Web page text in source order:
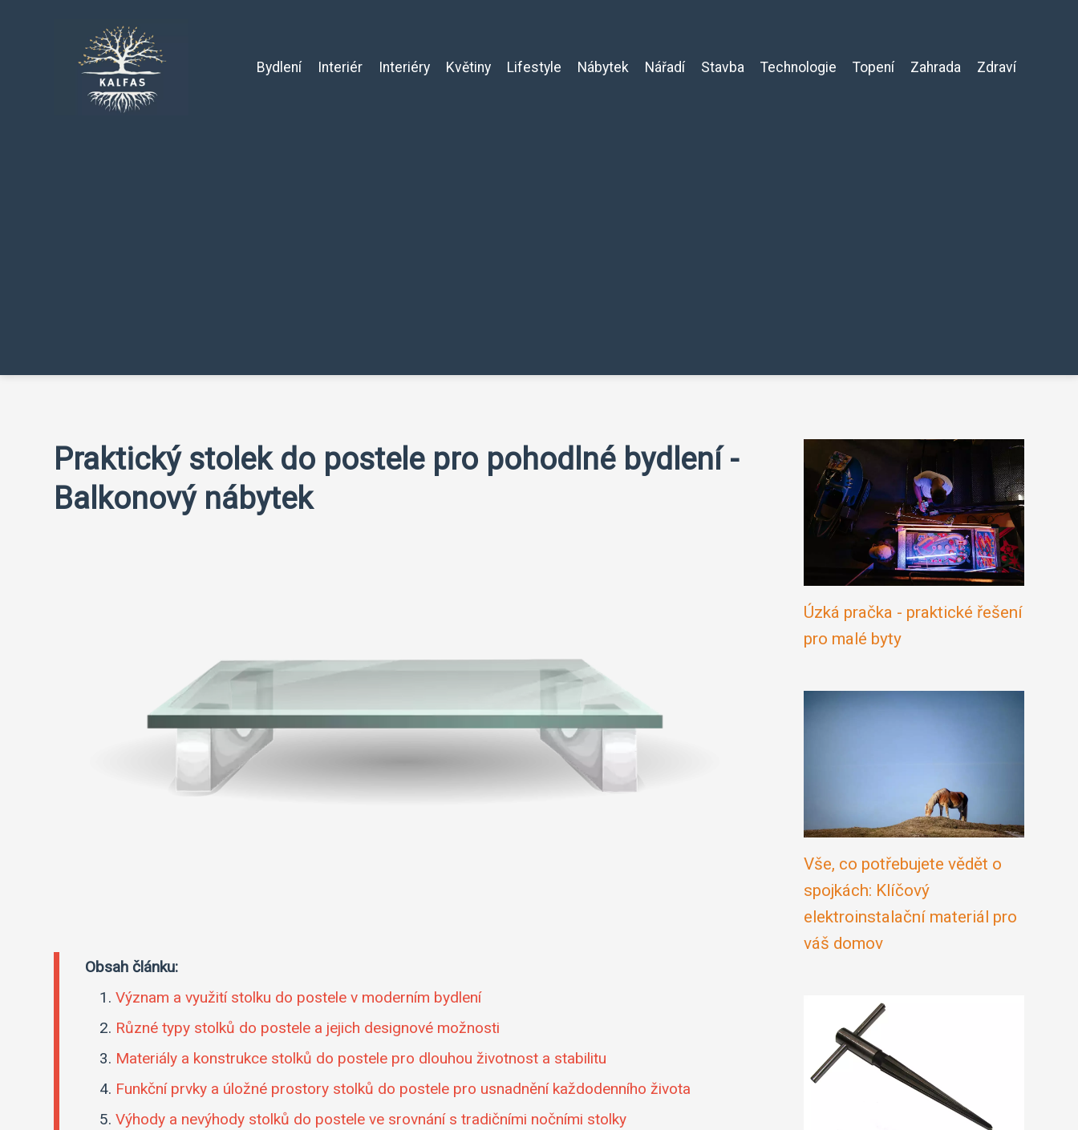
Bydlení Interiér Interiéry Květiny Lifestyle Nábytek Nářadí Stavba Technologie Topení Zahrada Zdraví
Praktický stolek do postele pro pohodlné bydlení -
Balkonový nábytek
Obsah článku:
Význam a využití stolku do postele v moderním bydlení
Různé typy stolků do postele a jejich designové možnosti
Materiály a konstrukce stolků do postele pro dlouhou životnost a stabilitu
Funkční prvky a úložné prostory stolků do postele pro usnadnění každodenního života
Výhody a nevýhody stolků do postele ve srovnání s tradičními nočními stolky
Úzká pračka - praktické řešení
pro malé byty
Vše, co potřebujete vědět o
spojkách: Klíčový
elektroinstalační materiál pro
váš domov